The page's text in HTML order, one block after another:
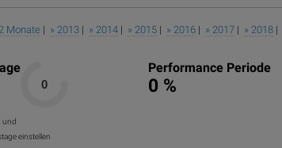
Monate | » 2013 | » 2014 | » 2015 | » 2016 | » 2017 | » 2018 |
und
einstellen
Performance Periode
0 %